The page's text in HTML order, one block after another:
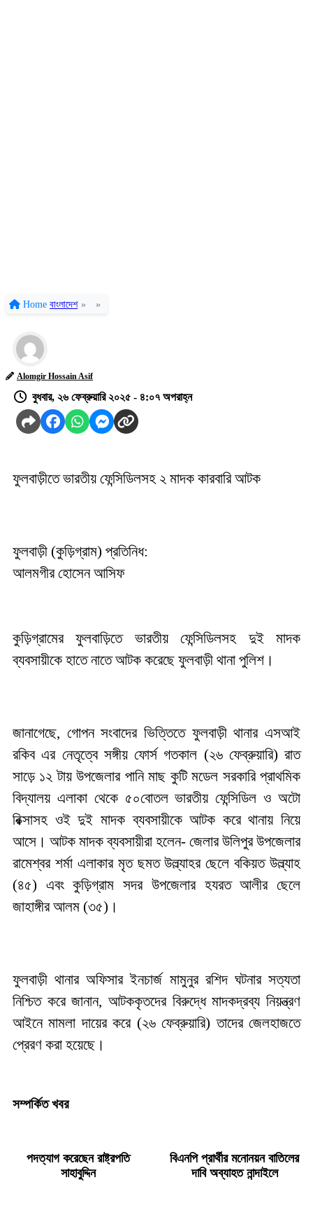
Home বাংলাদেশ » »
Alomgir Hossain Asif
বুধবার, ২৬ ফেব্রুয়ারি ২০২৫ - ৪:০৭ অপরাহ্ন
ফুলবাড়ীতে ভারতীয় ফেন্সিডিলসহ ২ মাদক কারবারি আটক
ফুলবাড়ী (কুড়িগ্রাম) প্রতিনিধ:
আলমগীর হোসেন আসিফ
কুড়িগ্রামের ফুলবাড়িতে ভারতীয় ফেন্সিডিলসহ দুই মাদক
ব্যবসায়ীকে হাতে নাতে আটক করেছে ফুলবাড়ী থানা পুলিশ।
জানাগেছে, গোপন সংবাদের ভিত্তিতে ফুলবাড়ী থানার এসআই
রকিব এর নেতৃত্বে সঙ্গীয় ফোর্স গতকাল (২৬ ফেব্রুয়ারি) রাত
সাড়ে ১২ টায় উপজেলার পানি মাছ কুটি মডেল সরকারি প্রাথমিক
বিদ্যালয় এলাকা থেকে ৫০বোতল ভারতীয় ফেন্সিডিল ও অটো
রিক্সাসহ ওই দুই মাদক ব্যবসায়ীকে আটক করে থানায় নিয়ে
আসে। আটক মাদক ব্যবসায়ীরা হলেন- জেলার উলিপুর উপজেলার
রামেশ্বর শর্মা এলাকার মৃত ছমত উল্ল্যাহর ছেলে বকিয়ত উল্ল্যাহ
(৪৫) এবং কুড়িগ্রাম সদর উপজেলার হযরত আলীর ছেলে
জাহাঙ্গীর আলম (৩৫)।
ফুলবাড়ী থানার অফিসার ইনচার্জ মামুনুর রশিদ ঘটনার সত্যতা
নিশ্চিত করে জানান, আটককৃতদের বিরুদ্ধে মাদকদ্রব্য নিয়ন্ত্রণ
আইনে মামলা দায়ের করে (২৬ ফেব্রুয়ারি) তাদের জেলহাজতে
প্রেরণ করা হয়েছে।
সম্পর্কিত খবর
পদত্যাগ করেছেন রাষ্ট্রপতি
সাহাবুদ্দিন
বিএনপি প্রার্থীর মনোনয়ন বাতিলের
দাবি অব্যাহত নান্দাইলে